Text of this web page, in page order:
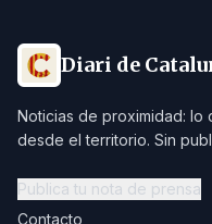
Diari de
Noticias de proximidad: lo
desde el territorio. Sin
Publica tu nota de prensa
Contacto